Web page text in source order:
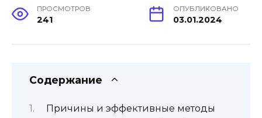
ПРОСМОТРОВ
241
ОПУБЛИКОВАНО
03.01.2024
Содержание
Причины и эффективные методы